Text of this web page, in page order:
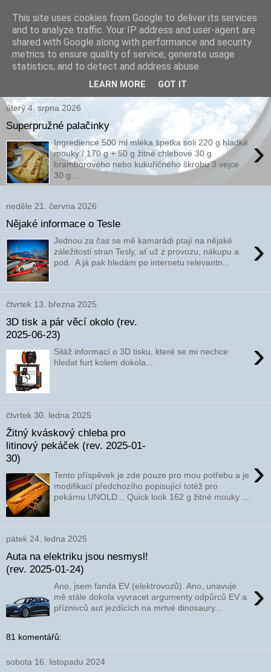
xPARI.cz
Autor přehršle vynálezů, které nefungovaly a několika, které
úterý 4. srpna 2026
Superpružné palačinky
›
Ingredience 500 ml mléka špetka soli 220 g hladké
mouky / 170 g + 50 g žitné chlebové 30 g
bramborového nebo kukuřičného škrobu 3 vejce
30 g...
neděle 21. června 2026
Nějaké informace o Tesle
›
Jednou za čas se mě kamarádi ptají na nějaké
záležitosti stran Tesly, ať už z provozu, nákupu a
pod. A já pak hledám po internetu relevantn...
čtvrtek 13. března 2025
3D tisk a pár věcí okolo (rev.
2025-06-23)
›
Siláž informací o 3D tisku, které se mi nechce
hledat furt kolem dokola...
čtvrtek 30. ledna 2025
Žitný kváskový chleba pro
litinový pekáček (rev. 2025-01-
30)
›
Tento příspěvek je zde pouze pro mou potřebu a je
modifikací předchozího popisující totéž pro
pekárnu UNOLD... Quick look 162 g žitné mouky ...
pátek 24. ledna 2025
Auta na elektriku jsou nesmysl!
(rev. 2025-01-24)
›
Ano, jsem fanda EV (elektrovozů). Ano, unavuje
mě stále dokola vyvracet argumenty odpůrců EV a
příznivců aut jezdících na mrtvé dinosaury...
81 komentářů:
sobota 16. listopadu 2024
This site uses cookies from Google to deliver its services
and to analyze traffic. Your IP address and user-agent are
shared with Google along with performance and security
metrics to ensure quality of service, generate usage
statistics, and to detect and address abuse.
LEARN MORE GOT IT